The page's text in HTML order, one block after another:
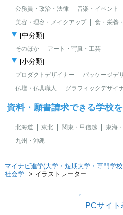
公務員・政治・法律 音楽・イベント
美容・理容・メイクアップ
食・栄養
[中分類]
そのほか アート・写真・工芸
[小分類]
プロダクトデザイナー パッケージデ
仏壇・仏具職人
グラフィックデザイ
資料・願書請求できる学校
北海道 東北 関東・甲信越 東海
九州・沖縄
マイナビ進学(大学・短期大学・専門学
社会学
イラストレーター
PCサイト